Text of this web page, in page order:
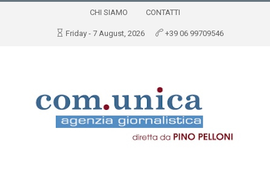
CHI SIAMO CONTATTI
Friday - 7 August, 2026 +39 06 99709546